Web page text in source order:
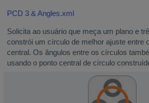
PCD 3 & Angles.xml
Solicita ao usuário que meça um plano e
constrói um círculo de melhor ajuste entre
central. Os ângulos entre os círculos
usando o ponto central de círculo